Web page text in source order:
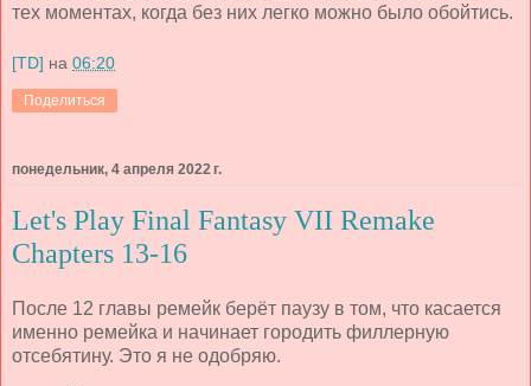
тех моментах, когда без них легко можно было обойтись.
[TD] на 06:20
Поделиться
понедельник, 4 апреля 2022 г.
Let's Play Final Fantasy VII Remake
Chapters 13-16
После 12 главы ремейк берёт паузу в том, что касается
именно ремейка и начинает городить филлерную
отсебятину. Это я не одобряю.